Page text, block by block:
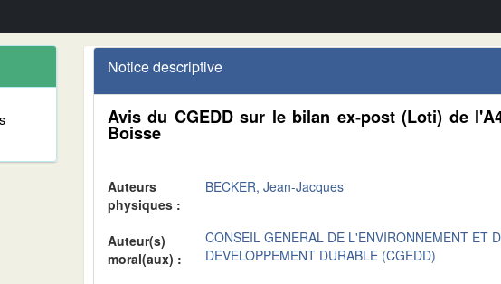
Notice descriptive
Avis du CGEDD sur le bilan ex-post (Loti) de
Boisse
Auteurs
physiques :
BECKER, Jean-Jacques
Auteur(s)
moral(aux) :
CONSEIL GENERAL DE L'ENVIRONNEMENT ET
DEVELOPPEMENT DURABLE (CGEDD)